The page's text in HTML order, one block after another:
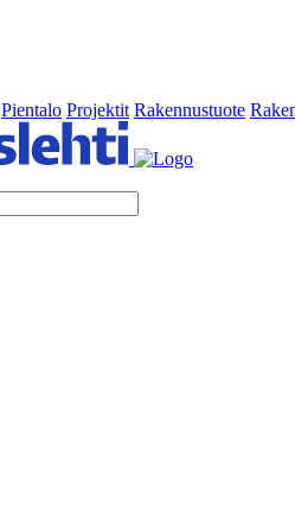
Pientalo Projektit Rakennustuote